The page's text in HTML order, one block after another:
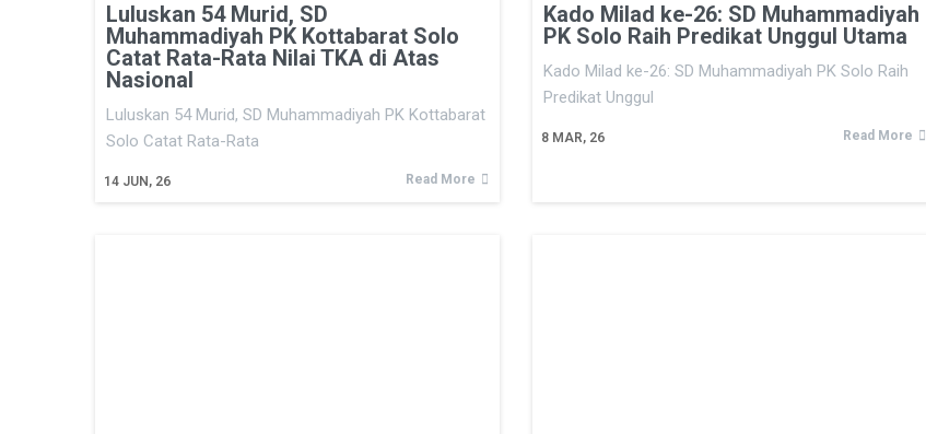
Luluskan 54 Murid, SD
Muhammadiyah PK Kottabarat Solo
Catat Rata-Rata Nilai TKA di Atas
Nasional
14 JUN, 26
Luluskan 54 Murid, SD Muhammadiyah PK Kottabarat
Solo Catat Rata-Rata
Read More
Kado Milad ke-26: SD Muhammadiyah
PK Solo Raih Predikat Unggul Utama
8 MAR, 26
Kado Milad ke-26: SD Muhammadiyah PK Solo Raih
Predikat Unggul
Read More